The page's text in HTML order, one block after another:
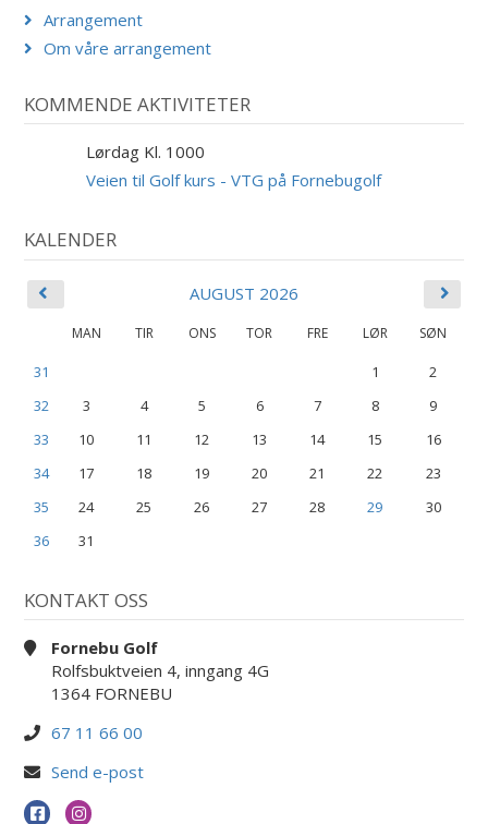
Arrangement
Om våre arrangement
KOMMENDE AKTIVITETER
Lørdag Kl. 1000
Veien til Golf kurs - VTG på Fornebugolf
KALENDER
AUGUST 2026
MAN TIR ONS TOR FRE LØR SØN
31 1
2
32
3 4 5 6 7 8
9
33
10 11 12 13 14 15
16
34
17 18 19 20 21 22
23
35
24 25 26 27 28 29
30
36
31
KONTAKT OSS
Fornebu Golf
Rolfsbuktveien 4, inngang 4G
1364 FORNEBU
67 11 66 00
Send e-post